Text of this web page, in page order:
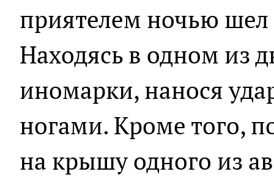
приятелем ночью
Находясь в одном из
иномарки, нанося
ногами. Кроме того,
на крышу одного из